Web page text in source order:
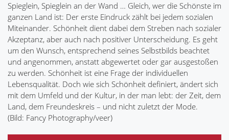
Spieglein, Spieglein an der Wand … Gleich, wer die Schönste im
ganzen Land ist: Der erste Eindruck zählt bei jedem sozialen
Miteinander. Schönheit dient dabei dem Streben nach sozialer
Akzeptanz, aber auch nach positiver Unterscheidung. Es geht
um den Wunsch, entsprechend seines Selbstbilds beachtet
und angenommen, anstatt abgewertet oder gar ausgestoßen
zu werden. Schönheit ist eine Frage der individuellen
Lebensqualität. Doch wie sich Schönheit definiert, ändert sich
mit dem Umfeld und der Kultur, in der man lebt: der Zeit, dem
Land, dem Freundeskreis – und nicht zuletzt der Mode.
(Bild: Fancy Photography/veer)